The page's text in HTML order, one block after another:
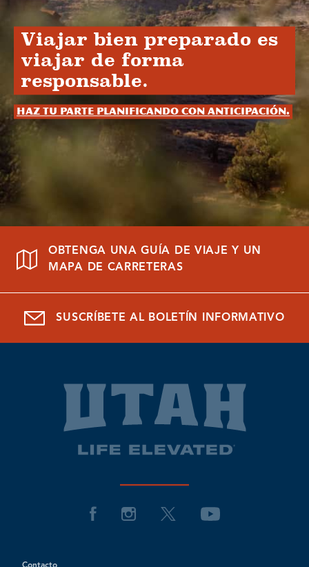
Viajar bien preparado es
viajar de forma
responsable.
Haz tu parte planificando con anticipación.
OBTENGA UNA GUÍA DE VIAJE Y UN
MAPA DE CARRETERAS
SUSCRÍBETE AL BOLETÍN INFORMATIVO